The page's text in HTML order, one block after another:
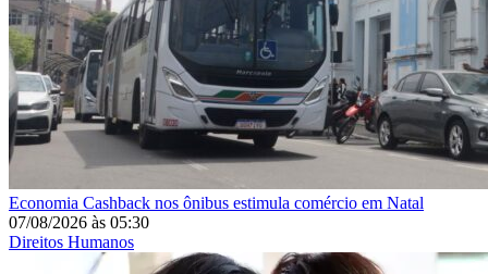
Economia Cashback nos ônibus estimula comércio em Natal
07/08/2026 às 05:30
Direitos Humanos